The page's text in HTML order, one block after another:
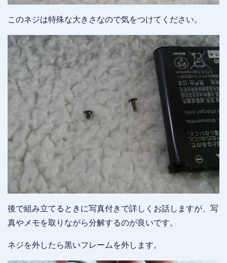
このネジは特殊な大きさなので気をつけてください。
後で組み立てるときに写真付きで詳しくお話しますが、写
真やメモを取りながら分解するのが良いです。
ネジを外したら黒いフレームを外します。